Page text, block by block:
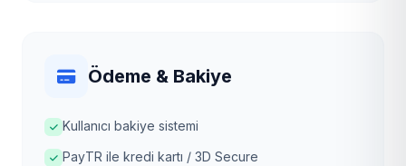
Ödeme & Bakiye
Kullanıcı bakiye sistemi
PayTR ile kredi kartı / 3D Secure